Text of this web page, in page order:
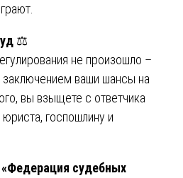
⚖️
не произошло –
ваши шансы на
вы взыщете с ответчика
госпошлину и
судебных